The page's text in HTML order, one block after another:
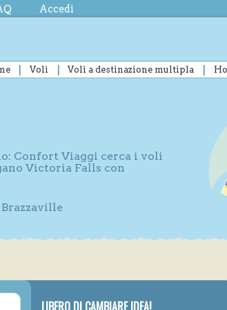
Accedi
Voli Voli a destinazione multipla
Confort Viaggi cerca i voli
Victoria Falls con
LIBERO DI CAMBIARE IDEA!